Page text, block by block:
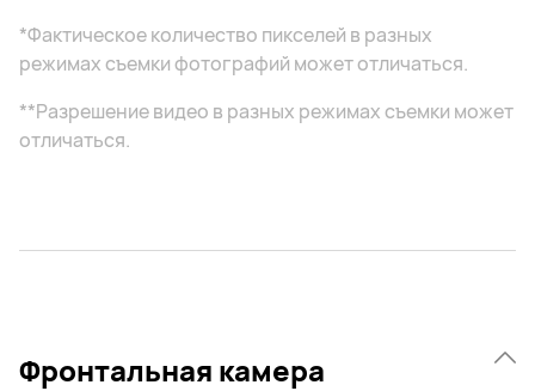
*Фактическое количество пикселей в разных
режимах съемки фотографий может отличаться.
**Разрешение видео в разных режимах съемки может
отличаться.
Фронтальная камера